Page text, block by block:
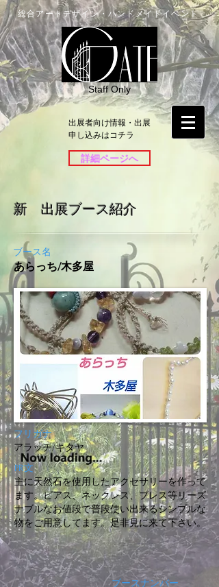
総合アートデザイン・ハンドメイドイベント
Staff Only
出展者向け情報・出展
申し込みはコチラ
詳細ページへ
PR文
ブースナンバー
アラッチ/キタヤ
フリガナ
あらっち/木多屋
ブース名
新 出展ブース紹介
主に天然石を使用したアクセサリーを作って
ます。ピアス、ネックレス、ブレス等リーズ
ナブルなお値段で普段使い出来るシンプルな
物をご用意してます。是非見に来て下さい。